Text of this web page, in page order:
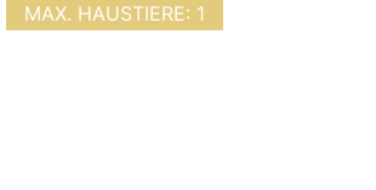
MAX. HAUSTIERE: 1